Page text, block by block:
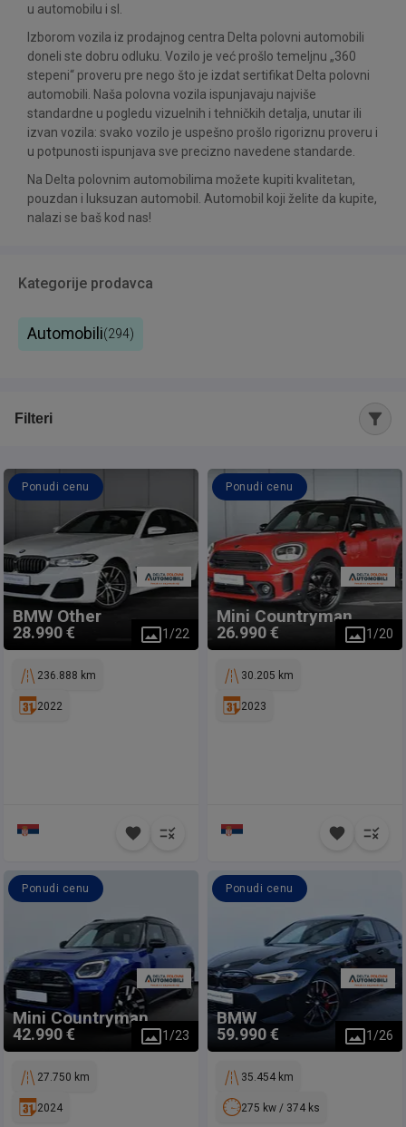
u automobilu i sl.
Izborom vozila iz prodajnog centra Delta polovni automobili
doneli ste dobru odluku. Vozilo je već prošlo temeljnu „360
stepeni“ proveru pre nego što je izdat sertifikat Delta polovni
automobili. Naša polovna vozila ispunjavaju najviše
standardne u pogledu vizuelnih i tehničkih detalja, unutar ili
izvan vozila: svako vozilo je uspešno prošlo rigoriznu proveru i
u potpunosti ispunjava sve precizno navedene standarde.
Na Delta polovnim automobilima možete kupiti kvalitetan,
pouzdan i luksuzan automobil. Automobil koji želite da kupite,
nalazi se baš kod nas!
Kategorije prodavca
Automobili(294)
Filteri
BMW Other
28.990 €
Ponudi cenu
1 /22
236.888 km
2022
Mini Countryman
26.990 €
Ponudi cenu
1 /20
30.205 km
2023
Mini Countryman
42.990 €
Ponudi cenu
1 /23
27.750 km
2024
BMW
59.990 €
Ponudi cenu
1 /26
35.454 km
275 kw / 374 ks